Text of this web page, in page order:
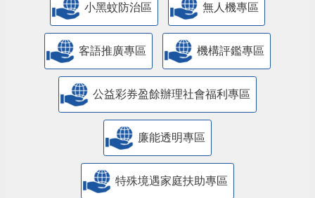
小黑蚊防治區 無人機專區
客語推廣專區 機構評鑑專區
公益彩券盈餘辦理社會福利專區
廉能透明專區
特殊境遇家庭扶助專區